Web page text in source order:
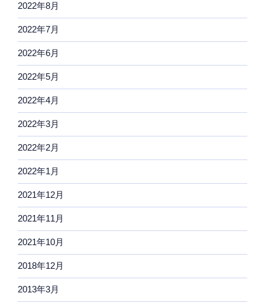
2022年8月
2022年7月
2022年6月
2022年5月
2022年4月
2022年3月
2022年2月
2022年1月
2021年12月
2021年11月
2021年10月
2018年12月
2013年3月